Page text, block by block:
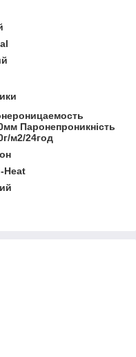
Паронепроникність
м2/24год
Heat